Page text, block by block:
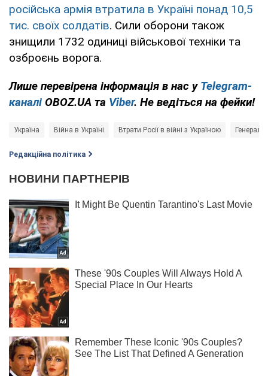
російська армія втратила в Україні понад 10,5
тис. своїх солдатів. Сили оборони також
знищили 1732 одиниці військової техніки та
озброєнь ворога.
Лише перевірена інформація в нас у Telegram-
каналі OBOZ.UA та Viber. Не ведіться на фейки!
Україна Війна в Україні Втрати Росії в війні з Україною
Редакційна політика